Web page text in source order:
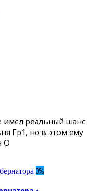
имел реальный шанс
Гр1, но в этом ему
О
0%